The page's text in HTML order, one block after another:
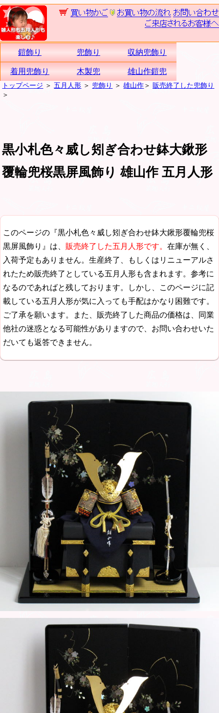
鎧飾り 兜飾り 収納兜飾り
着用兜飾り 木製兜 雄山作鎧兜
トップページ ＞五月人形 ＞ 兜飾り ＞雄山作＞ 販売終了した兜飾り
＞
黒小札色々威し矧ぎ合わせ鉢大鍬形
覆輪兜桜黒屏風飾り 雄山作 五月人形
このページの『黒小札色々威し矧ぎ合わせ鉢大鍬形覆輪兜桜
黒屏風飾り』は、 販売終了した五月人形です。 在庫が無く、
入荷予定もありません。生産終了、もしくはリニューアルさ
れたため販売終了としている五月人形も含まれます。参考に
なるのであればと残しております。しかし、このページに記
載している五月人形が気に入っても手配はかなり困難です。
ご了承を願います。また、販売終了した商品の価格は、同業
他社の迷惑となる可能性がありますので、お問い合わせいた
だいても返答できません。